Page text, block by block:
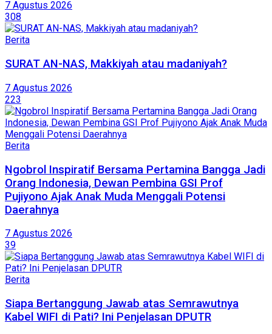
7 Agustus 2026
308
Berita
SURAT AN-NAS, Makkiyah atau madaniyah?
7 Agustus 2026
223
Berita
Ngobrol Inspiratif Bersama Pertamina Bangga Jadi
Orang Indonesia, Dewan Pembina GSI Prof
Pujiyono Ajak Anak Muda Menggali Potensi
Daerahnya
7 Agustus 2026
39
Berita
Siapa Bertanggung Jawab atas Semrawutnya
Kabel WIFI di Pati? Ini Penjelasan DPUTR